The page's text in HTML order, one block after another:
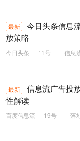
最新
今日头条信息
放策略
今日头条 11号
信息
最新
信息流广告投
性解读
百度信息流 19号 落